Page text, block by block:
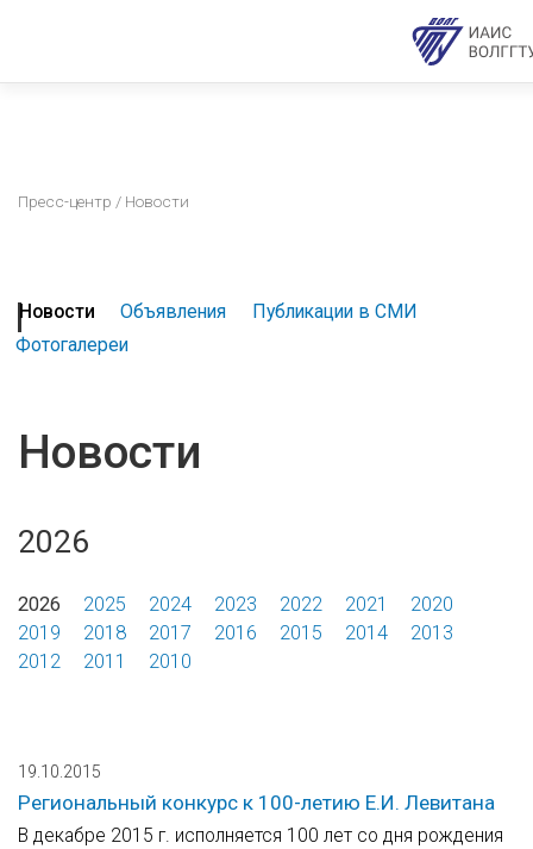
Пресс-центр / Новости
Новости Объявления
Публикации в СМИ
Фотогалереи
Новости
2026
2026 2025 2024 2023 2022 2021
2020
2019
2018 2017 2016 2015 2014
2013
2012
2011 2010
19.10.2015
Региональный конкурс к 100-летию Е.И. Левитана
В декабре 2015 г. исполняется 100 лет со дня рождения